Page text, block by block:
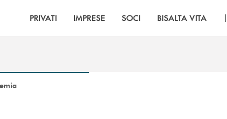
PRIVATI IMPRESE SOCI BISALTA VITA |